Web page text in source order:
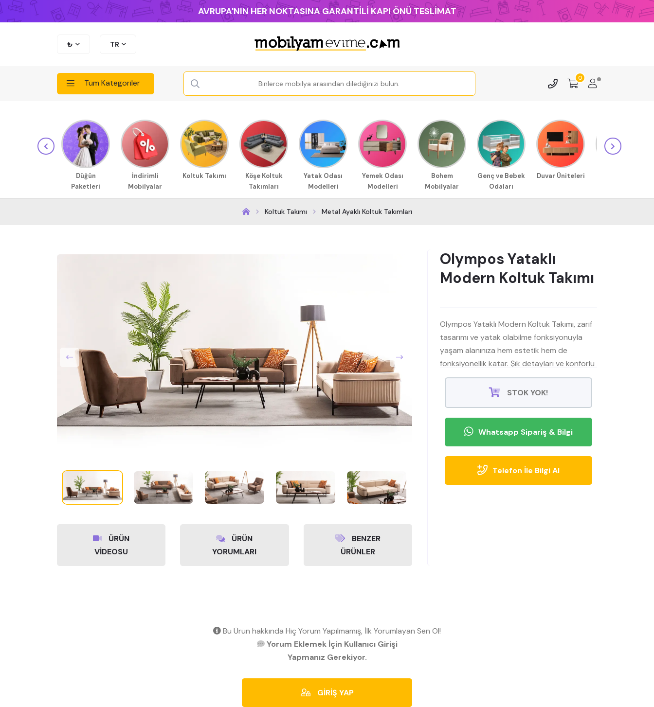
AVRUPA'NIN HER NOKTASINA GARANTİLİ KAPI ÖNÜ TESLİMAT
₺ TR
Tüm Kategoriler 0
Düğün
Paketleri
İndirimli
Mobilyalar
Koltuk Takımı
Köşe Koltuk
Takımları
Yatak Odası
Modelleri
Yemek Odası
Modelleri
Bohem
Mobilyalar
Genç ve Bebek
Odaları
Duvar Üniteleri
Koltuk Takımı Metal Ayaklı Koltuk Takımları
ÜRÜN
VİDEOSU
ÜRÜN
YORUMLARI
BENZER
ÜRÜNLER
Olympos Yataklı
Modern Koltuk Takımı
Olympos Yataklı Modern Koltuk Takımı, zarif
tasarımı ve yatak olabilme fonksiyonuyla
yaşam alanınıza hem estetik hem de
fonksiyonellik katar. Şık detayları ve konforlu
yapısıyla modern yaşam alanları için
mükemmel bir seçimdir.STOK YOK!
Whatsapp Sipariş & Bilgi
Telefon İle Bilgi Al
Bu Ürün hakkında Hiç Yorum Yapılmamış, İlk Yorumlayan Sen Ol!
Yorum Eklemek İçin Kullanıcı Girişi
Yapmanız Gerekiyor.
GİRİŞ YAP